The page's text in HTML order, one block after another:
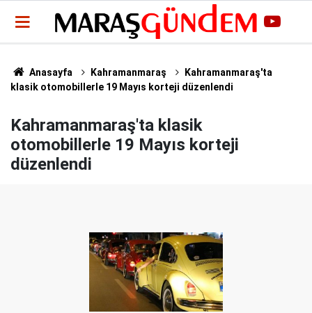
Anasayfa Kahramanmaraş
Kahramanmaraş'ta
klasik otomobillerle 19 Mayıs korteji düzenlendi
Kahramanmaraş'ta klasik
otomobillerle 19 Mayıs korteji
düzenlendi